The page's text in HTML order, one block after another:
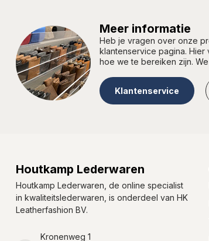
Meer informatie
Heb je vragen over onze
klantenservice pagina.
hoe we te bereiken zijn.
Klantenservice
Houtkamp Lederwaren
Houtkamp Lederwaren, de online specialist
in kwaliteitslederwaren, is onderdeel van HK
Leatherfashion BV.
Kronenweg 1